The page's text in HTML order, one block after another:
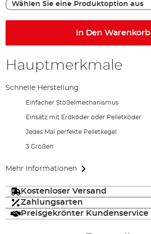
Wählen Sie eine Produktoption aus
In Den Warenkorb
Hauptmerkmale
Schnelle Herstellung
Einfacher Stößelmechanismus
Einsatz mit Erdköder oder Pelletköder
Jedes Mal perfekte Pelletkegel
3 Größen
Mehr Informationen
Kostenloser Versand
Zahlungsarten
Preisgekrönter Kundenservice